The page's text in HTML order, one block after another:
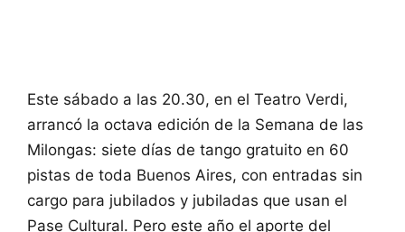
Este sábado a las 20.30, en el Teatro Verdi,
arrancó la octava edición de la Semana de las
Milongas: siete días de tango gratuito en 60
pistas de toda Buenos Aires, con entradas sin
cargo para jubilados y jubiladas que usan el
Pase Cultural. Pero este año el aporte del